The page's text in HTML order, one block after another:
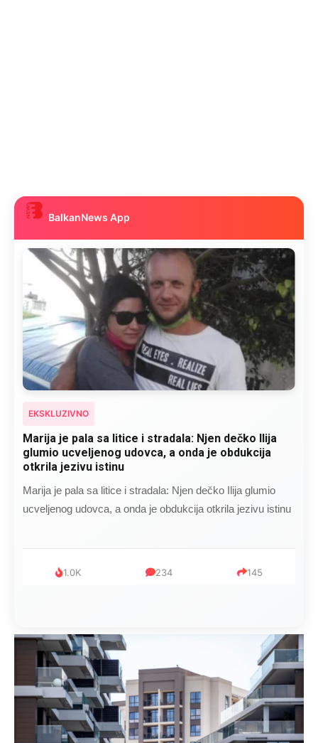
BalkanNews App
EKSKLUZIVNO
Marija je pala sa litice i stradala: Njen dečko Ilija
glumio ucveljenog udovca, a onda je obdukcija
otkrila jezivu istinu
Marija je pala sa litice i stradala: Njen dečko Ilija glumio
ucveljenog udovca, a onda je obdukcija otkrila jezivu istinu
1.0K 234 145